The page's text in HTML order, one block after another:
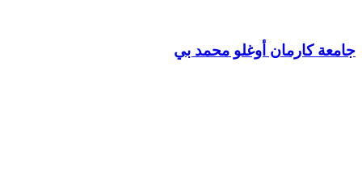
جامعة كارمان أوغلو محمد بي